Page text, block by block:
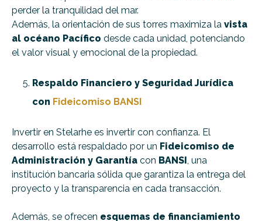
perder la tranquilidad del mar.
Además, la orientación de sus torres maximiza la vista
al océano Pacífico desde cada unidad, potenciando
el valor visual y emocional de la propiedad.
Respaldo Financiero y Seguridad Jurídica
con Fideicomiso BANSI
Invertir en Stelarhe es invertir con confianza. El
desarrollo está respaldado por un Fideicomiso de
Administración y Garantía con BANSI , una
institución bancaria sólida que garantiza la entrega del
proyecto y la transparencia en cada transacción.
Además, se ofrecen esquemas de financiamiento